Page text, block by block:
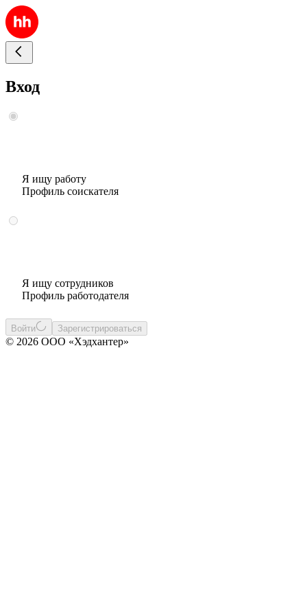
Вход
Я ищу работу
Профиль соискателя
Я ищу сотрудников
Профиль работодателя
Войти Зарегистрироваться
© 2026 ООО «Хэдхантер»